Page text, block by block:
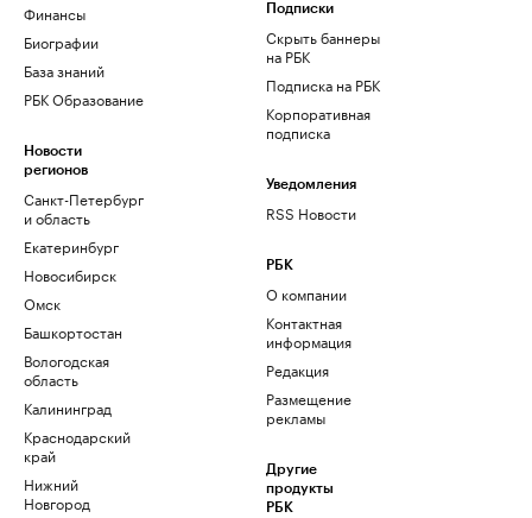
Финансы
Биографии
База знаний
РБК Образование
Новости
регионов
Санкт-Петербург
и область
Екатеринбург
Новосибирск
Омск
Башкортостан
Вологодская
область
Калининград
Краснодарский
край
Нижний
Новгород
Подписки
Скрыть баннеры
на РБК
Подписка на РБК
Корпоративная
подписка
Уведомления
RSS Новости
РБК
О компании
Контактная
информация
Редакция
Размещение
рекламы
Другие
продукты
РБК